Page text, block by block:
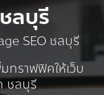
ลบุรี
SEO ชลบุรี
ทราฟฟิคให้เว็บ
ชลบุรี